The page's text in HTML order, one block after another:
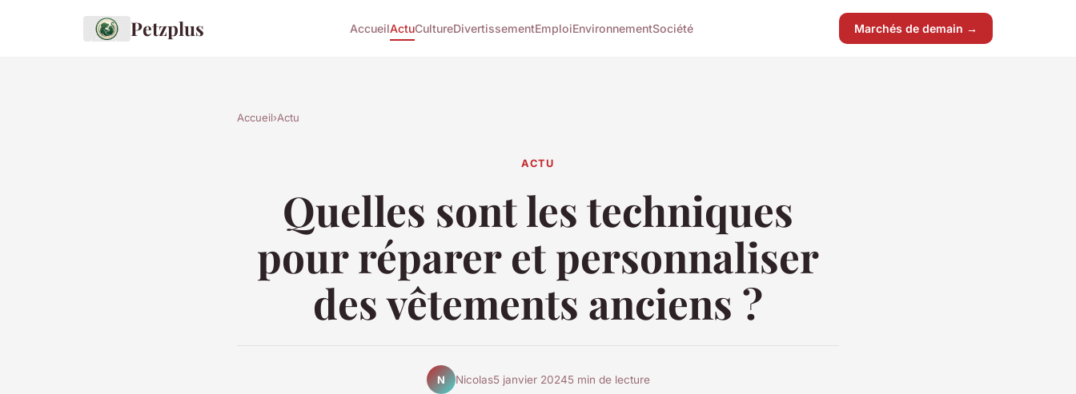
Petzplus AccueilActuCultureDivertissementEmploiEnvironnementSociété Marchés de demain →
Accueil›Actu
ACTU
Quelles sont les techniques
pour réparer et personnaliser
des vêtements anciens ?
N Nicolas5 janvier 20245 min de lecture